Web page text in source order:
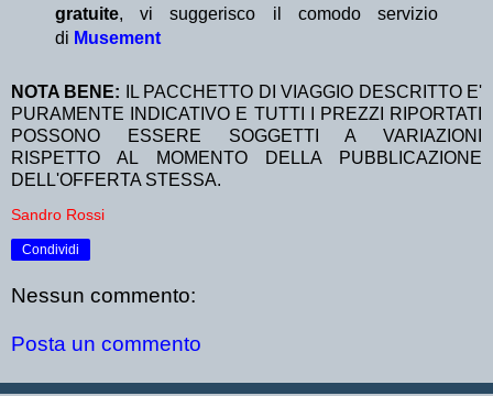
gratuite, vi suggerisco il comodo servizio
di Musement
NOTA BENE:
IL PACCHETTO DI VIAGGIO DESCRITTO E'
PURAMENTE INDICATIVO E TUTTI I PREZZI RIPORTATI
POSSONO ESSERE SOGGETTI A VARIAZIONI
RISPETTO AL MOMENTO DELLA PUBBLICAZIONE
DELL'OFFERTA STESSA.
Sandro Rossi
Condividi
Nessun commento:
Posta un commento